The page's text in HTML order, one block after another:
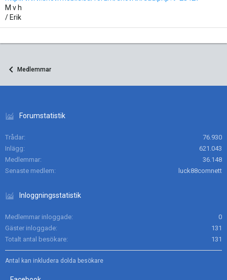
M v h
/ Erik
Medlemmar
Forumstatistik
Trådar
76.930
Inlägg
621.043
Medlemmar
36.148
Senaste medlem
luck88comnett
Inloggningsstatistik
Medlemmar inloggade
0
Gäster inloggade
131
Totalt antal besökare
131
Antal kan inkludera dolda besökare